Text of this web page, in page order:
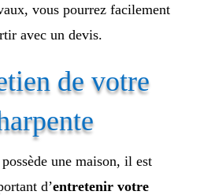
vous pourrez facilement
avec un devis.
de votre
une maison, il est
d’entretenir votre